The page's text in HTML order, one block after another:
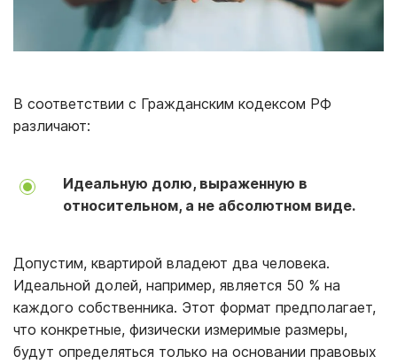
В соответствии с Гражданским кодексом РФ
различают:
Идеальную долю, выраженную в
относительном, а не абсолютном виде.
Допустим, квартирой владеют два человека.
Идеальной долей, например, является 50 % на
каждого собственника. Этот формат предполагает,
что конкретные, физически измеримые размеры,
будут определяться только на основании правовых